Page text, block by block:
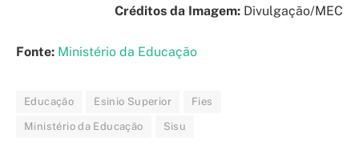
Créditos da Imagem: Divulgação/MEC
Fonte: Ministério da Educação
Educação Esinio Superior Fies
Ministério da Educação Sisu